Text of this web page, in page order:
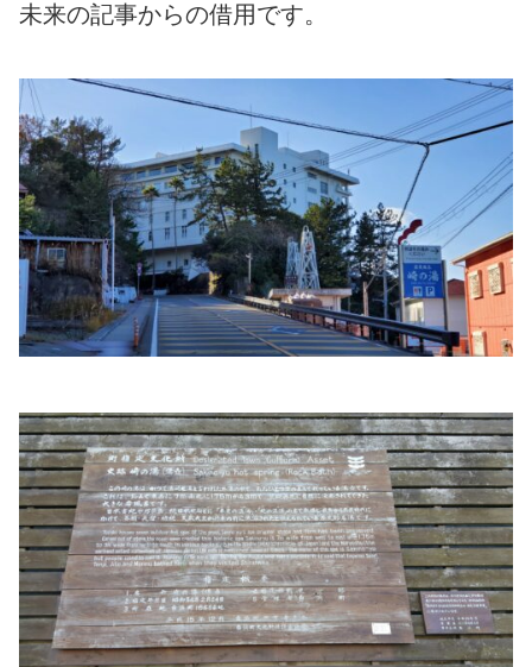
未来の記事からの借用です。